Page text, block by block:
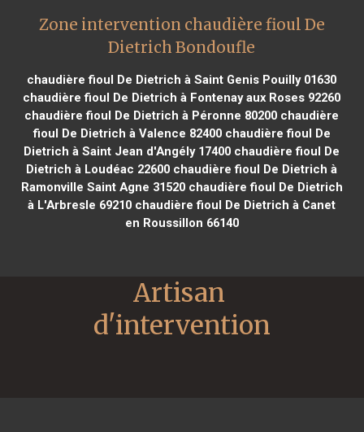
Zone intervention chaudière fioul De
Dietrich Bondoufle
chaudière fioul De Dietrich à Saint Genis Pouilly 01630
chaudière fioul De Dietrich à Fontenay aux Roses 92260
chaudière fioul De Dietrich à Péronne 80200 chaudière
fioul De Dietrich à Valence 82400chaudière fioul De
Dietrich à Saint Jean d'Angély 17400 chaudière fioul De
Dietrich à Loudéac 22600 chaudière fioul De Dietrich à
Ramonville Saint Agne 31520chaudière fioul De Dietrich
à L'Arbresle 69210 chaudière fioul De Dietrich à Canet
en Roussillon 66140
Artisan
d'intervention